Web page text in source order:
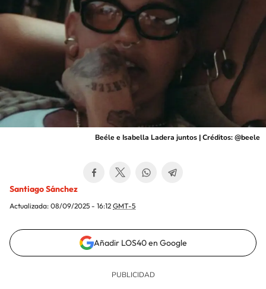
Beéle e Isabella Ladera juntos | Créditos: @beele
Santiago Sánchez
Actualizada: 08/09/2025 - 16:12 GMT-5
Añadir LOS40 en Google